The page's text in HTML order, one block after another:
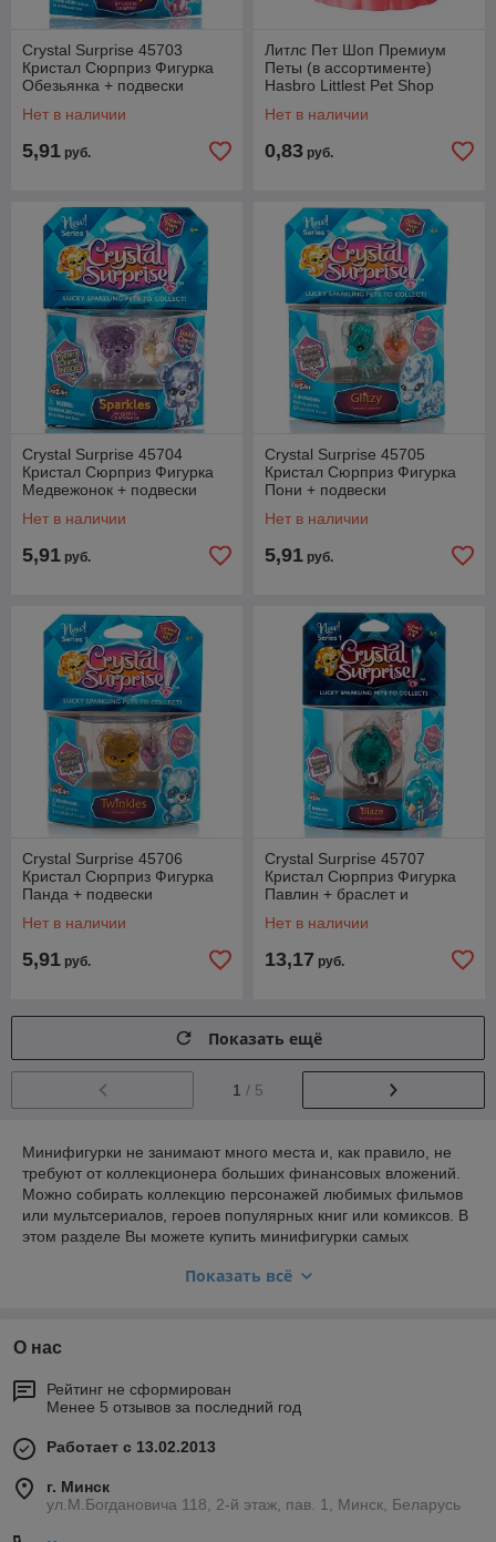
Crystal Surprise 45703
Кристал Сюрприз Фигурка
Обезьянка + подвески
Нет в наличии
5,91 руб.
Литлс Пет Шоп Премиум
Петы (в ассортименте)
Hasbro Littlest Pet Shop
Нет в наличии
0,83 руб.
Crystal Surprise 45704
Кристал Сюрприз Фигурка
Медвежонок + подвески
Нет в наличии
5,91 руб.
Crystal Surprise 45705
Кристал Сюрприз Фигурка
Пони + подвески
Нет в наличии
5,91 руб.
Crystal Surprise 45706
Кристал Сюрприз Фигурка
Панда + подвески
Нет в наличии
5,91 руб.
Crystal Surprise 45707
Кристал Сюрприз Фигурка
Павлин + браслет и
Нет в наличии
13,17 руб.
Показать ещё
1 / 5
Минифигурки не занимают много места и, как правило, не
требуют от коллекционера больших финансовых вложений.
Можно собирать коллекцию персонажей любимых фильмов
или мультсериалов, героев популярных книг или комиксов. В
этом разделе Вы можете купить минифигурки самых
Маленьким поклонницам мультфильма «Дружба – это чудо!»
вымышленной стране Эквестрии и её замечательных
украшением для коллекции девочки.
девочками мультипликационных сериалов «Катя и Мим
Мим», «Свинка Пеппа», «Щенок в моем кармане»
«Октонавты», «Суперкрошки», анимационных фильмов
«Тачки», «Головоломка», «Холодное сердце» –персонажей
Показать всё
О нас
Рейтинг не сформирован
Менее 5 отзывов за последний год
Работает с 13.02.2013
г. Минск
ул.М.Богдановича 118, 2-й этаж, пав. 1, Минск, Беларусь